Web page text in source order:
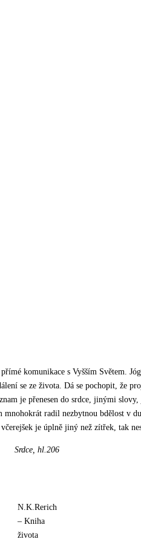
komunikace s Vyšším Světem.
se ze života. Dá se pochopit, že
je přenesen do srdce, jinými
radil nezbytnou bdělost
je úplně jiný než zítřek, tak
Srdce, hl.206
N.K.Rerich
– Kniha
života